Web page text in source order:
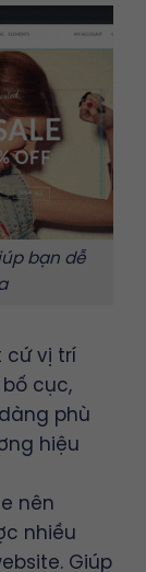
bạn dễ
cứ vị trí
cục,
phù
hiệu
nên
nhiều
Giúp